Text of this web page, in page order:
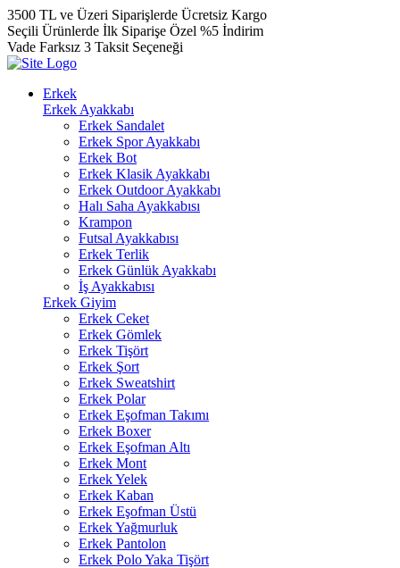
3500 TL ve Üzeri Siparişlerde Ücretsiz Kargo
Seçili Ürünlerde İlk Siparişe Özel %5 İndirim
Vade Farksız 3 Taksit Seçeneği
Erkek
Erkek Ayakkabı
Erkek Sandalet
Erkek Spor Ayakkabı
Erkek Bot
Erkek Klasik Ayakkabı
Erkek Outdoor Ayakkabı
Halı Saha Ayakkabısı
Krampon
Futsal Ayakkabısı
Erkek Terlik
Erkek Günlük Ayakkabı
İş Ayakkabısı
Erkek Giyim
Erkek Ceket
Erkek Gömlek
Erkek Tişört
Erkek Şort
Erkek Sweatshirt
Erkek Polar
Erkek Eşofman Takımı
Erkek Boxer
Erkek Eşofman Altı
Erkek Mont
Erkek Yelek
Erkek Kaban
Erkek Eşofman Üstü
Erkek Yağmurluk
Erkek Pantolon
Erkek Polo Yaka Tişört